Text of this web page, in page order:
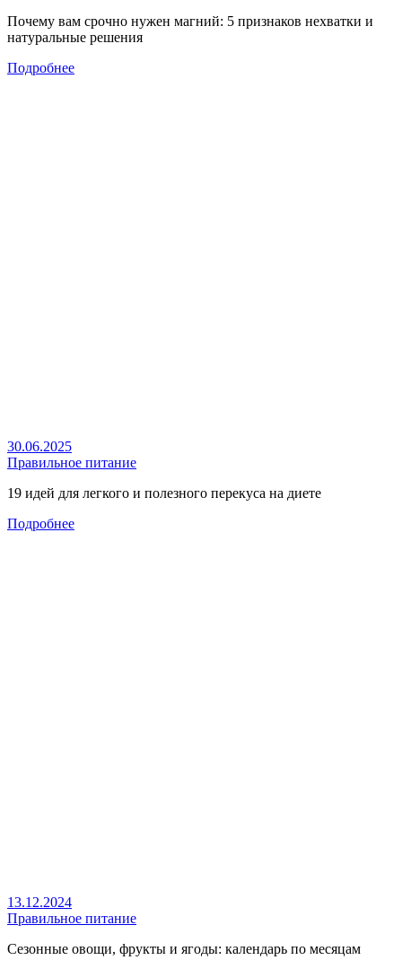
Почему вам срочно нужен магний: 5 признаков нехватки и
натуральные решения
Подробнее
30.06.2025
Правильное питание
19 идей для легкого и полезного перекуса на диете
Подробнее
13.12.2024
Правильное питание
Сезонные овощи, фрукты и ягоды: календарь по месяцам